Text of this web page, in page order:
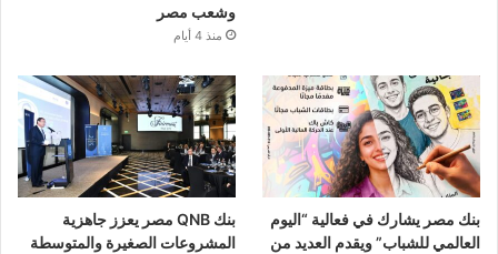
وشعب مصر
منذ 4 أيام
بنك مصر يشارك في فعالية “اليوم
العالمي للشباب” ويقدم العديد من
بنك QNB مصر يعزز جاهزية
المشروعات الصغيرة والمتوسطة